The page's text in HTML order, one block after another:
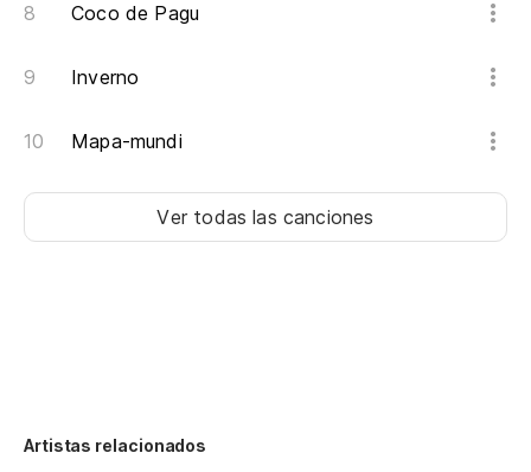
Coco de Pagu
Inverno
Mapa-mundi
Ver todas las canciones
Artistas relacionados